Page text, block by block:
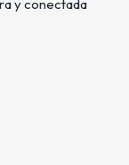
y conectada